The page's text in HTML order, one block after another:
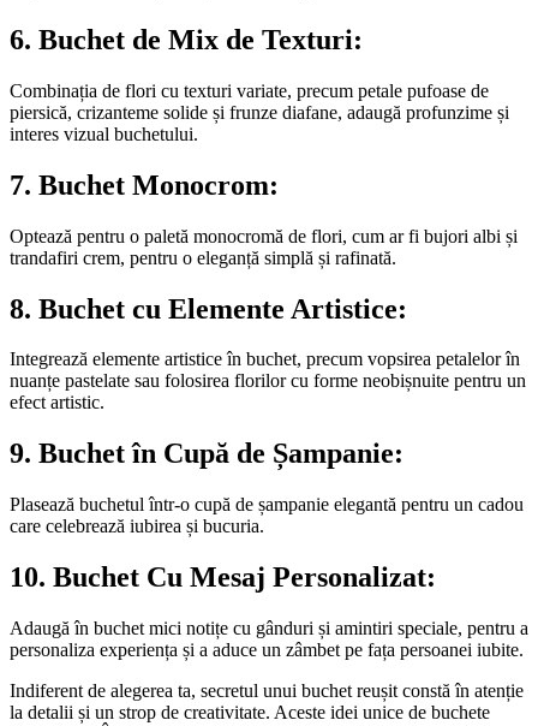
6. Buchet de Mix de Texturi:
Combinația de flori cu texturi variate, precum petale pufoase de
piersică, crizanteme solide și frunze diafane, adaugă profunzime și
interes vizual buchetului.
7. Buchet Monocrom:
Optează pentru o paletă monocromă de flori, cum ar fi bujori albi și
trandafiri crem, pentru o eleganță simplă și rafinată.
8. Buchet cu Elemente Artistice:
Integrează elemente artistice în buchet, precum vopsirea petalelor în
nuanțe pastelate sau folosirea florilor cu forme neobișnuite pentru un
efect artistic.
9. Buchet în Cupă de Șampanie:
Plasează buchetul într-o cupă de șampanie elegantă pentru un cadou
care celebrează iubirea și bucuria.
10. Buchet Cu Mesaj Personalizat:
Adaugă în buchet mici notițe cu gânduri și amintiri speciale, pentru a
personaliza experiența și a aduce un zâmbet pe fața persoanei iubite.
Indiferent de alegerea ta, secretul unui buchet reușit constă în atenție
la detalii și un strop de creativitate. Aceste idei unice de buchete